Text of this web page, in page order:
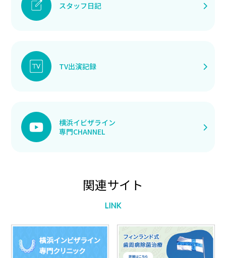
スタッフ日記
TV出演記録
横浜イビザライン
専門CHANNEL
関連サイト
LINK